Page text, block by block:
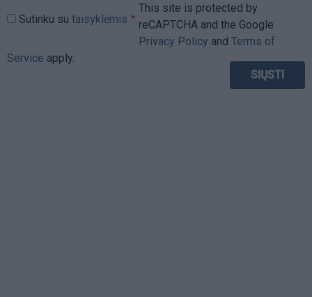
Sutinku su taisyklėmis
This site is protected by
reCAPTCHA and the Google
Privacy Policy and Terms of
Service apply.